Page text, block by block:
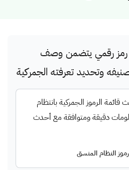
رمز رقمي يتضمن وصف
وتحديد تعرفته الجمركية
الرموز الجمركية بانتظام
دقيقة ومتوافقة مع أحدث
النظام المنسق